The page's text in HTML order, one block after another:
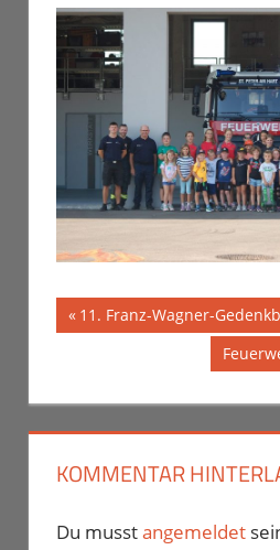
Vorheriger
11. Franz-Wagner-
KOMMENTAR
Du musstangemeldet